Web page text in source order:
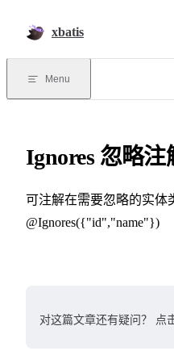
xbatis
Menu
Ignores 忽略注
可注解在需要忽略的实体
@Ignores({"id","name"})
对这篇文章还有疑问？ 点